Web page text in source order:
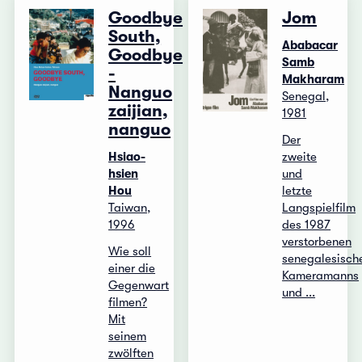
Goodbye
South,
Goodbye
-
Nanguo
zaijian,
nanguo
Hsiao-
hsien
Hou
Taiwan,
1996
Wie soll
einer die
Gegenwart
filmen?
Mit
seinem
zwölften
Jom
Ababacar
Samb
Makharam
Senegal,
1981
Der
zweite
und
letzte
Langspielfilm
des 1987
verstorbenen
Kameramanns
und ...